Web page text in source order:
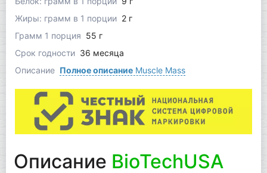
Жиры: грамм в 1 порции 2 г
Грамм 1 порция 55 г
Срок годности 36 месяца
Описание Полное описаниеMuscle Mass
Описание BioTechUSA